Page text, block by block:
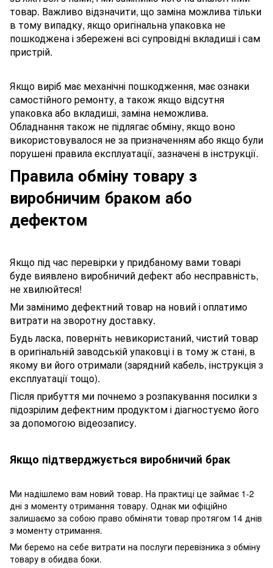
товар. Важливо відзначити, що заміна можлива тільки
в тому випадку, якщо оригінальна упаковка не
пошкоджена і збережені всі супровідні вкладиші і сам
пристрій.
Якщо виріб має механічні пошкодження, має ознаки
самостійного ремонту, а також якщо відсутня
упаковка або вкладиші, заміна неможлива.
Обладнання також не підлягає обміну, якщо воно
використовувалося не за призначенням або якщо були
порушені правила експлуатації, зазначені в інструкції.
Правила обміну товару з
виробничим браком або
дефектом
Якщо під час перевірки у придбаному вами товарі
буде виявлено виробничий дефект або несправність,
не хвилюйтеся!
Ми замінимо дефектний товар на новий і оплатимо
витрати на зворотну доставку.
Будь ласка, поверніть невикористаний, чистий товар
в оригінальній заводській упаковці і в тому ж стані, в
якому ви його отримали (зарядний кабель, інструкція з
експлуатації тощо).
Після прибуття ми почнемо з розпакування посилки з
підозрілим дефектним продуктом і діагностуємо його
за допомогою відеозапису.
Якщо підтверджується виробничий брак
Ми надішлемо вам новий товар. На практиці це займає 1-2
дні з моменту отримання товару. Однак ми офіційно
залишаємо за собою право обміняти товар протягом 14 днів
з моменту отримання.
Ми беремо на себе витрати на послуги перевізника з обміну
товару в обидва боки.